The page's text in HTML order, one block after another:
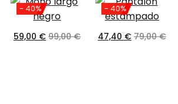
- 40%
59,00 € 99,00€
- 40%
47,40 € 79,00€